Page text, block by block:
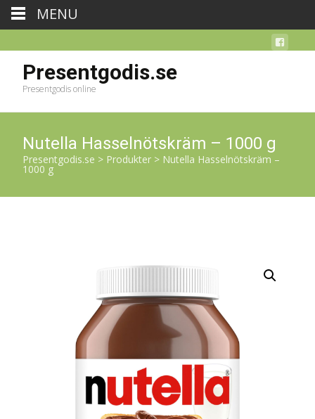
Presentgodis.se
Presentgodis online
Nutella Hasselnötskräm – 1000 g
Presentgodis.se > Produkter > Nutella Hasselnötskräm –
1000 g
MENU